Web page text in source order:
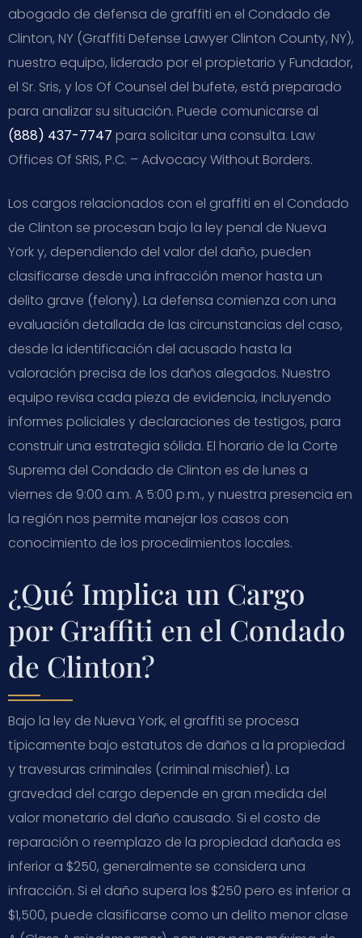
abogado de defensa de graffiti en el Condado de
Clinton, NY (Graffiti Defense Lawyer Clinton County, NY),
nuestro equipo, liderado por el propietario y Fundador,
el Sr. Sris, y los Of Counsel del bufete, está preparado
para analizar su situación. Puede comunicarse al
(888) 437-7747 para solicitar una consulta. Law
Offices Of SRIS, P.C. – Advocacy Without Borders.
Los cargos relacionados con el graffiti en el Condado
de Clinton se procesan bajo la ley penal de Nueva
York y, dependiendo del valor del daño, pueden
clasificarse desde una infracción menor hasta un
delito grave (felony). La defensa comienza con una
evaluación detallada de las circunstancias del caso,
desde la identificación del acusado hasta la
valoración precisa de los daños alegados. Nuestro
equipo revisa cada pieza de evidencia, incluyendo
informes policiales y declaraciones de testigos, para
construir una estrategia sólida. El horario de la Corte
Suprema del Condado de Clinton es de lunes a
viernes de 9:00 a.m. A 5:00 p.m., y nuestra presencia en
la región nos permite manejar los casos con
conocimiento de los procedimientos locales.
¿Qué Implica un Cargo
por Graffiti en el Condado
de Clinton?
Bajo la ley de Nueva York, el graffiti se procesa
típicamente bajo estatutos de daños a la propiedad
y travesuras criminales (criminal mischief). La
gravedad del cargo depende en gran medida del
valor monetario del daño causado. Si el costo de
reparación o reemplazo de la propiedad dañada es
inferior a $250, generalmente se considera una
infracción. Si el daño supera los $250 pero es inferior a
$1,500, puede clasificarse como un delito menor clase